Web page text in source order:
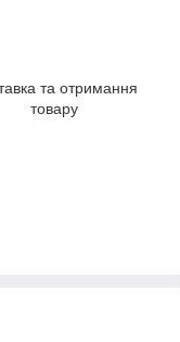
та отримання
товару